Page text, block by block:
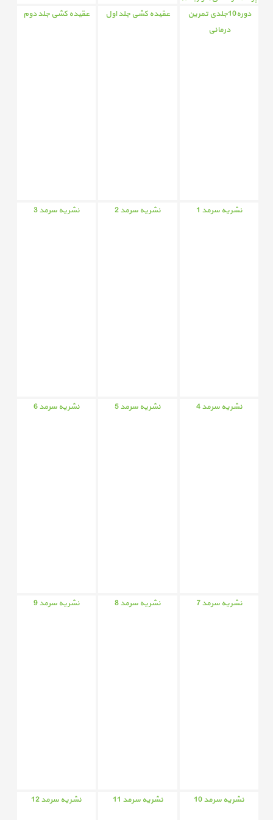
دوره10جلدی تمرین
درمانی
عقیده کشی جلد اول عقیده کشی جلد دوم
نشریه سرمد 1 نشریه سرمد 2 نشریه سرمد 3
نشریه سرمد 4 نشریه سرمد 5 نشریه سرمد 6
نشریه سرمد 7 نشریه سرمد 8 نشریه سرمد 9
نشریه سرمد 10 نشریه سرمد 11 نشریه سرمد 12